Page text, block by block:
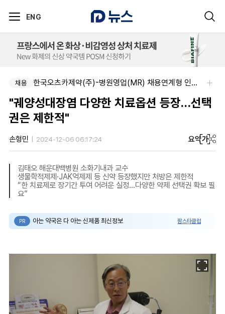
ENG
채용 한국오츠카제약(주)-병원영업(MR) 채용연계형 인턴(신입사원) 모집 공고
"궤양성대장염 다양한 치료옵션 등장…선택
권은 제한적"
손형민 2024-12-06 06:17:24 요약가
김태오 해운대백병원 소화기내과 교수
생물학적제제·JAK억제제 등 신약 등장했지만 처방은 제한적
“한 치료제로 장기간 투여 어려운 실정…다양한 약제 선택권 확보 필
요”
PR 아는 약국은 다 아는 신제품 최신정보 팜스타클럽